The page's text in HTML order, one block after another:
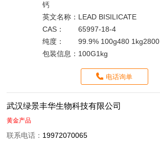
钙
英文名称： LEAD BISILICATE
CAS：
65997-18-4
纯度：
99.9% 100g480 1kg2800
包装信息： 100G1kg
电话询单
武汉绿景丰华生物科技有限公司
黄金产品
联系电话： 19972070065